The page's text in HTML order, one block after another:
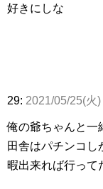
好きにしな
29: 2021/05/25(火
俺の爺ちゃんと一
田舎はパチンコし
暇出来れば行って